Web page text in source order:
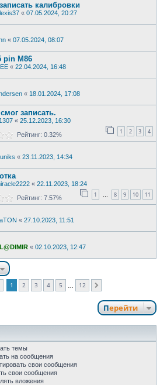
калибровки
« 07.05.2024, 20:27
« 07.05.2024, 08:07
pin М86
« 22.04.2024, 16:48
« 18.01.2024, 17:08
записать.
« 25.12.2023, 16:30
1 2 3 4
Рейтинг: 0.32%
« 23.11.2023, 14:34
« 22.11.2023, 18:24
1 … 8 9 10 11
Рейтинг: 7.57%
« 27.10.2023, 11:51
« 02.10.2023, 12:47
Страница из
1 2 3 4 5 12
Перейти
темы
на сообщения
свои сообщения
свои сообщения
вложения